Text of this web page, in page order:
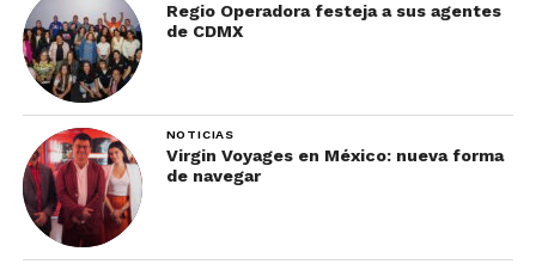
Regio Operadora festeja a sus agentes
de CDMX
NOTICIAS
Virgin Voyages en México: nueva forma
de navegar